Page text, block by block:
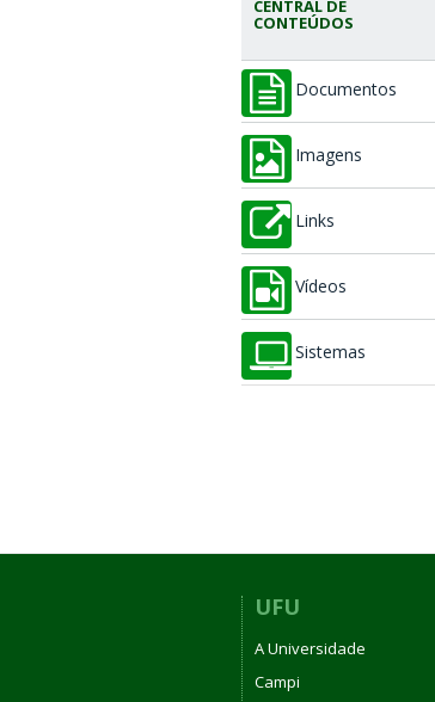
CENTRAL DE
CONTEÚDOS
Documentos
Imagens
Links
Vídeos
Sistemas
UFU
A Universidade
Campi